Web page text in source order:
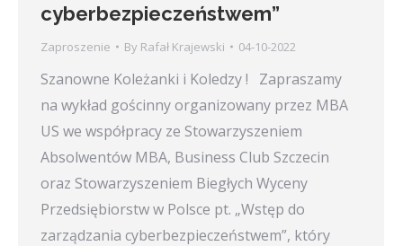
cyberbezpieczeństwem”
Zaproszenie By Rafał Krajewski 04-10-2022
Szanowne Koleżanki i Koledzy ! Zapraszamy
na wykład gościnny organizowany przez MBA
US we współpracy ze Stowarzyszeniem
Absolwentów MBA, Business Club Szczecin
oraz Stowarzyszeniem Biegłych Wyceny
Przedsiębiorstw w Polsce pt. „Wstęp do
zarządzania cyberbezpieczeństwem”, który